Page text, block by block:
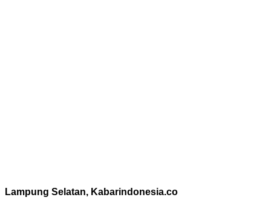
Lampung Selatan, Kabarindonesia.co